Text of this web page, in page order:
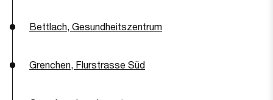
Bettlach, Gesundheitszentrum
Grenchen, Flurstrasse Süd